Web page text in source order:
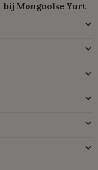
Mongoolse Yurt